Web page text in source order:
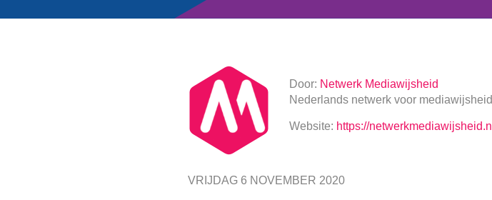
Door: Netwerk Mediawijsheid
Nederlands netwerk voor mediawijsheid
Website: https://netwerkmediawijsheid.nl
VRIJDAG 6 NOVEMBER 2020